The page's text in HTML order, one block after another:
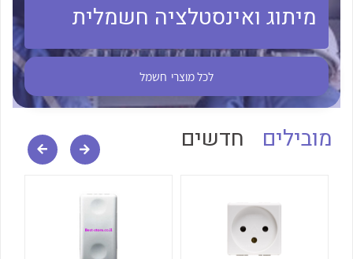
לכל מוצרי היצרן לכל מוצרי היצרן
מיתוג ואינסטלציה חשמלית
לכל מוצרי חשמל
מובילים חדשים